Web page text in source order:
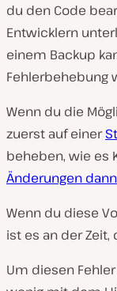
du den Code
Entwicklern
einem Backup
Fehlerbehebung
Wenn du die
zuerst auf einer
beheben, wie es
Änderungen
Wenn du diese
ist es an der Zeit,
Um diesen